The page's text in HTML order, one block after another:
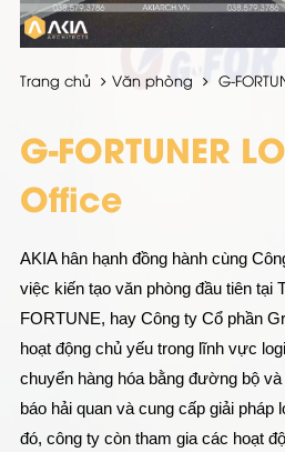
Trang chủ Văn phòng G-
G-FORTUNER
Office
AKIA hân hạnh đồng hành cùng
việc kiến tạo văn phòng đầu tiên tại
FORTUNE, hay Công ty Cổ phần
hoạt động chủ yếu trong lĩnh vực
chuyển hàng hóa bằng đường bộ
báo hải quan và cung cấp giải pháp
đó, công ty còn tham gia các hoạt